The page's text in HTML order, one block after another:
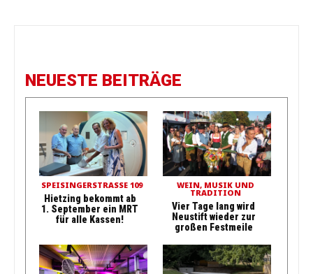
NEUESTE BEITRÄGE
SPEISINGERSTRASSE 109
Hietzing bekommt ab
1. September ein MRT
für alle Kassen!
WEIN, MUSIK UND
TRADITION
Vier Tage lang wird
Neustift wieder zur
großen Festmeile